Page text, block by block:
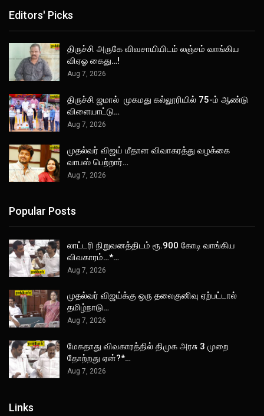
Editors' Picks
திருச்சி அருகே விவசாயியிடம் லஞ்சம் வாங்கிய
விஏஓ கைது…!
Aug 7, 2026
திருச்சி ஜமால் முகமது கல்லூரியில் 75-ம் ஆண்டு
விளையாட்டு…
Aug 7, 2026
முதல்வர் விஜய் மீதான விவாகரத்து வழக்கை
வாபஸ் பெற்றார்…
Aug 7, 2026
Popular Posts
லாட்டரி நிறுவனத்திடம் ரூ.900 கோடி வாங்கிய
விவகாரம்…*…
Aug 7, 2026
முதல்வர் விஜய்க்கு ஒரு தலைகுனிவு ஏற்பட்டால்
தமிழ்நாடு…
Aug 7, 2026
மேகதாது விவகாரத்தில் திமுக அரசு 3 முறை
தோற்றது ஏன்?*…
Aug 7, 2026
Links